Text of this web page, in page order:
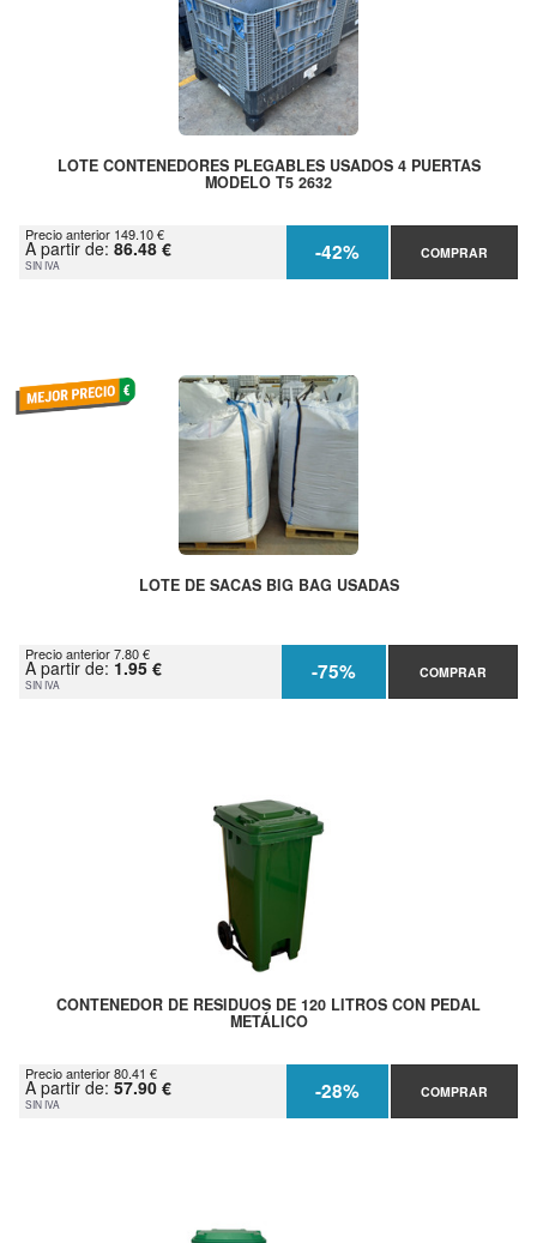
LOTE CONTENEDORES PLEGABLES USADOS 4 PUERTAS
MODELO T5 2632
Precio anterior 149.10 €
A partir de: 86.48 €
SIN IVA -42% COMPRAR
LOTE DE SACAS BIG BAG USADAS
Precio anterior 7.80 €
A partir de: 1.95 €
SIN IVA -75% COMPRAR
CONTENEDOR DE RESIDUOS DE 120 LITROS CON PEDAL
METÁLICO
Precio anterior 80.41 €
A partir de: 57.90 €
SIN IVA -28% COMPRAR